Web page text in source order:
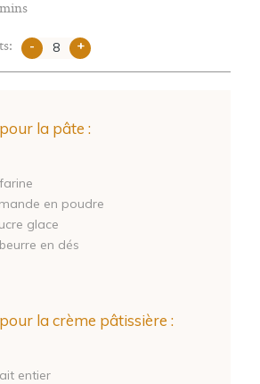
- +
la pâte :
en poudre
glace
en dés
la crème pâtissière :
entier